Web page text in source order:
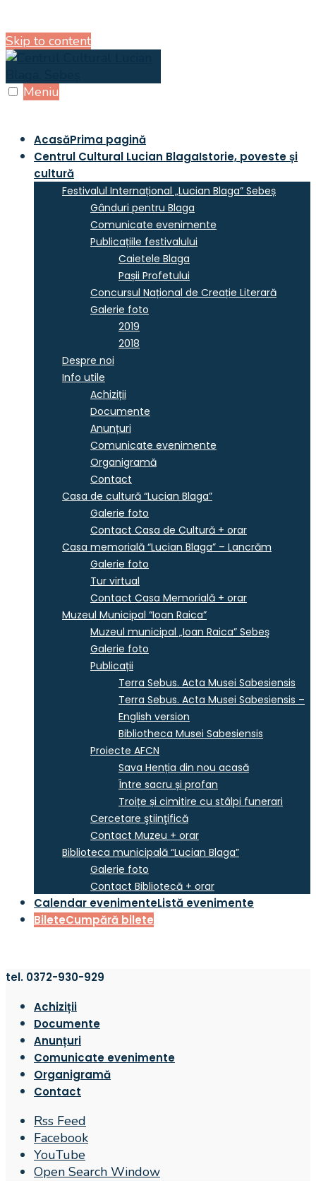
Skip to content
Meniu
AcasăPrima pagină
Centrul Cultural Lucian BlagaIstorie, poveste și
cultură
Festivalul Internațional „Lucian Blaga” Sebeș
Gânduri pentru Blaga
Comunicate evenimente
Publicațiile festivalului
Caietele Blaga
Pașii Profetului
Concursul Național de Creație Literară
Galerie foto
2019
2018
Despre noi
Info utile
Achiziții
Documente
Anunțuri
Comunicate evenimente
Organigramă
Contact
Casa de cultură “Lucian Blaga”
Galerie foto
Contact Casa de Cultură + orar
Casa memorială “Lucian Blaga” – Lancrăm
Galerie foto
Tur virtual
Contact Casa Memorială + orar
Muzeul Municipal “Ioan Raica”
Muzeul municipal „Ioan Raica” Sebeş
Galerie foto
Publicații
Terra Sebus. Acta Musei Sabesiensis
Terra Sebus. Acta Musei Sabesiensis –
English version
Bibliotheca Musei Sabesiensis
Proiecte AFCN
Sava Henția din nou acasă
Între sacru și profan
Troițe și cimitire cu stâlpi funerari
Cercetare ştiinţifică
Contact Muzeu + orar
Biblioteca municipală “Lucian Blaga”
Galerie foto
Contact Bibliotecă + orar
Calendar evenimenteListă evenimente
BileteCumpără bilete
tel. 0372-930-929
Achiziții
Documente
Anunțuri
Comunicate evenimente
Organigramă
Contact
Rss Feed
Facebook
YouTube
Open Search Window